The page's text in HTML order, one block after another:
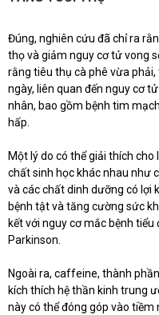
Đúng, nghiên cứu đã chỉ ra
thọ và giảm nguy cơ tử vong
rằng tiêu thụ cà phê vừa
ngày, liên quan đến nguy cơ
nhân, bao gồm bệnh tim
hấp.
Một lý do có thể giải thích
chất sinh học khác nhau như
và các chất dinh dưỡng có lợi
bệnh tật và tăng cường sức
kết với nguy cơ mắc bệnh
Parkinson.
Ngoài ra, caffeine, thành
kích thích hệ thần kinh trung
này có thể đóng góp vào tiềm